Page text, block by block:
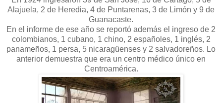
Alajuela, 2 de Heredia, 4 de Puntarenas, 3 de Limón y 9 de
Guanacaste.
En el informe de ese año se reportó además el ingreso de 2
colombianos, 1 cubano, 1 chino, 2 españoles, 1 inglés, 2
panameños, 1 persa, 5 nicaragüenses y 2 salvadoreños. Lo
anterior demuestra que era un centro médico único en
Centroamérica.